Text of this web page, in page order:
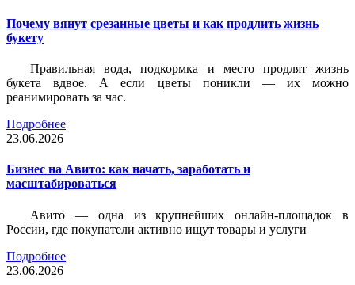
Почему вянут срезанные цветы и как продлить жизнь
букету
Правильная вода, подкормка и место продлят жизнь
букета вдвое. А если цветы поникли — их можно
реанимировать за час.
Подробнее
23.06.2026
Бизнес на Авито: как начать, заработать и
масштабироваться
Авито — одна из крупнейших онлайн-площадок в
России, где покупатели активно ищут товары и услуги
Подробнее
23.06.2026